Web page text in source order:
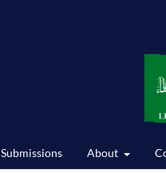
Submissions About